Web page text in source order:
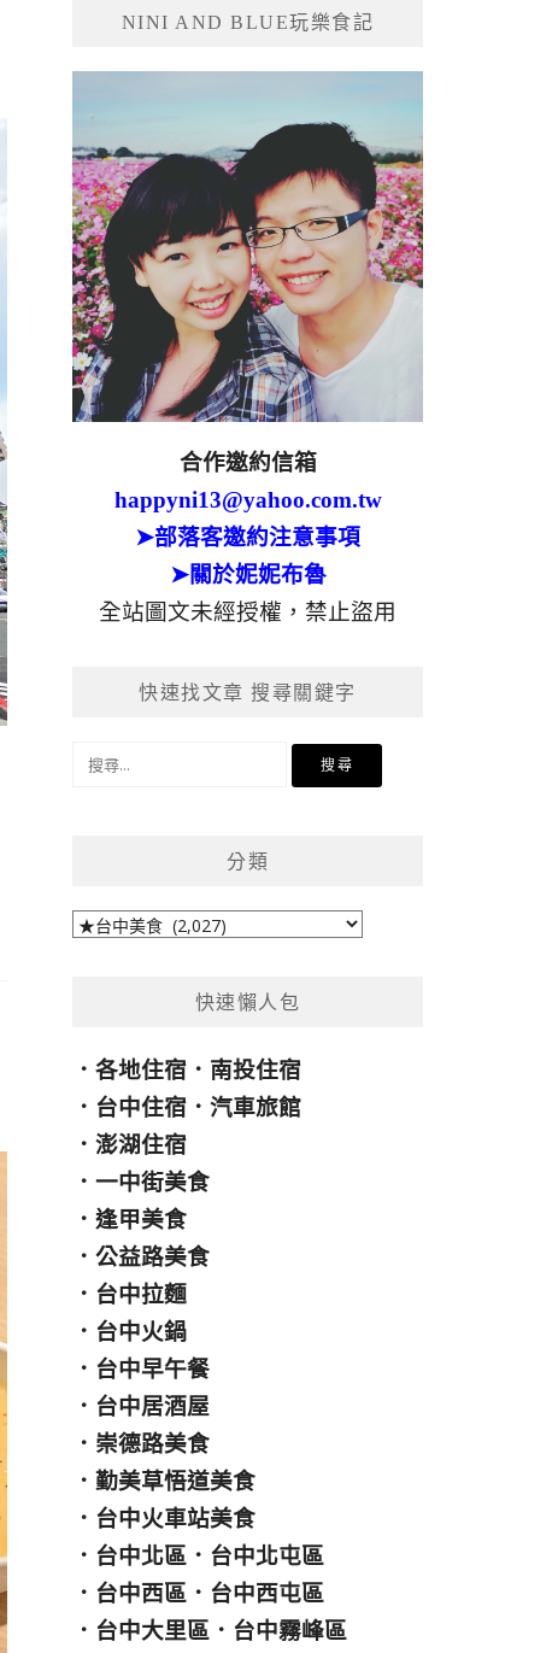
NINI AND BLUE玩樂食記
合作邀約信箱
happyni13@yahoo.com.tw
➤部落客邀約注意事項
➤關於妮妮布魯
全站圖文未經授權，禁止盜用
快速找文章 搜尋關鍵字
分類
分
快速懶人包
．各地住宿 ． 南投住宿
． 台中住宿 ．汽車旅館
．澎湖住宿
．一中街美食
．逢甲美食
．公益路美食
． 台中拉麵
． 台中火鍋
． 台中早午餐
． 台中居酒屋
． 崇德路美食
．勤美草悟道美食
． 台中火車站美食
． 台中北區 ． 台中北屯區
． 台中西區 ． 台中西屯區
． 台中大里區 ． 台中霧峰區